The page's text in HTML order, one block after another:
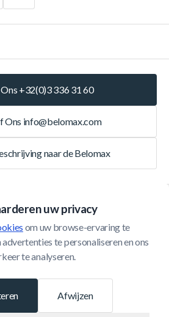
uw privacy
om uw browse-ervaring te
te personaliseren en ons
te analyseren.
Afwijzen
+32(0)3 336 31 60
Ons info@belomax.com
naar de Belomax